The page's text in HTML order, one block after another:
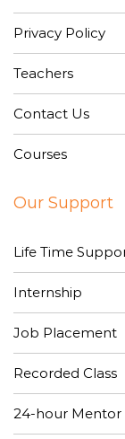
Privacy Policy
Teachers
Contact Us
Courses
Our Support
Life Time
Internship
Job Placement
Recorded Class
24-hour Mentor